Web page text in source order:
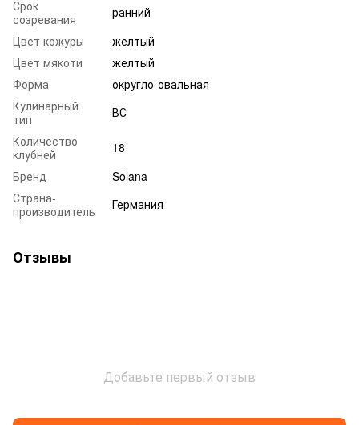
Срок
созревания
ранний
Цвет кожуры
желтый
Цвет мякоти
желтый
Форма
округло-овальная
Кулинарный
тип
ВС
Количество
клубней
18
Бренд
Solana
Страна-
производитель
Германия
Отзывы
Добавьте первый отзыв